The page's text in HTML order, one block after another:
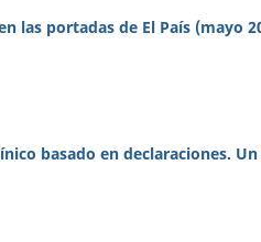
las portadas de El País (mayo
basado en declaraciones.